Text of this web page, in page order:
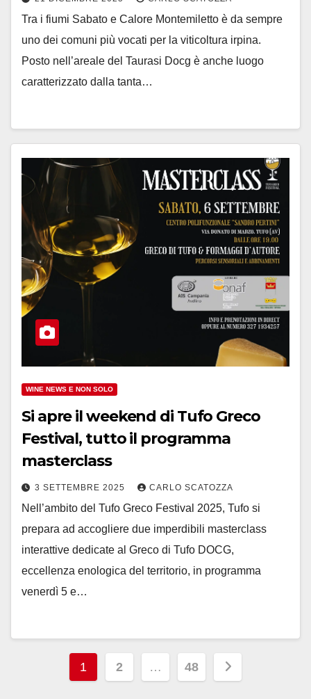
Tra i fiumi Sabato e Calore Montemiletto è da sempre
uno dei comuni più vocati per la viticoltura irpina.
Posto nell’areale del Taurasi Docg è anche luogo
caratterizzato dalla tanta…
WINE NEWS E NON SOLO
Si apre il weekend di Tufo Greco
Festival, tutto il programma
masterclass
3 SETTEMBRE 2025 CARLO SCATOZZA
Nell’ambito del Tufo Greco Festival 2025, Tufo si
prepara ad accogliere due imperdibili masterclass
interattive dedicate al Greco di Tufo DOCG,
eccellenza enologica del territorio, in programma
venerdì 5 e…
Paginazione
1 2 … 48